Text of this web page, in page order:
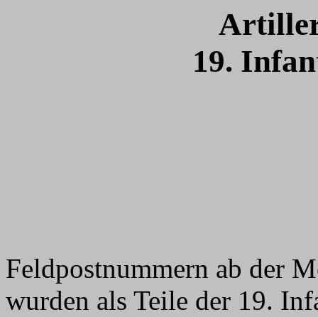
19.
Feldpostnummern ab der
wurden als Teile der 19.